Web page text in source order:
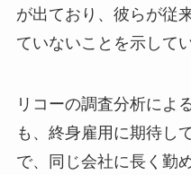
が出ており、彼らが従
ていないことを示して
リコーの調査分析によ
も、終身雇用に期待し
で、同じ会社に長く勤